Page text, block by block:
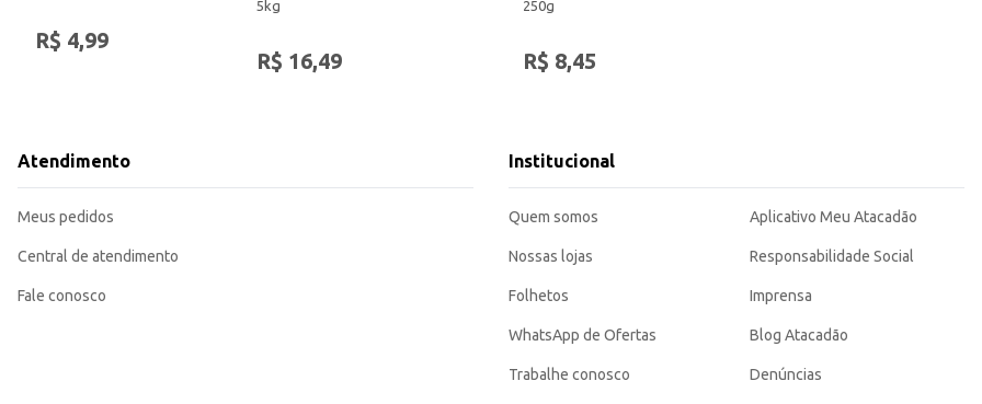
R$ 4,99
5kg
R$ 16,49
250g
R$ 8,45
Atendimento
Meus pedidos
Central de atendimento
Fale conosco
Institucional
Quem somos
Nossas lojas
Folhetos
WhatsApp de Ofertas
Trabalhe conosco
Aplicativo Meu Atacadão
Responsabilidade Social
Imprensa
Blog Atacadão
Denúncias